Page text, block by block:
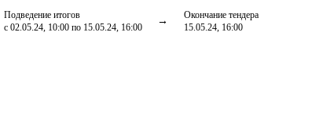
Подведение итогов
с 02.05.24, 10:00 по 15.05.24, 16:00
Окончание тендера
15.05.24, 16:00